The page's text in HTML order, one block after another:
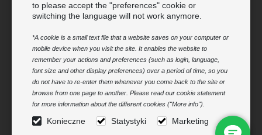
to please accept the "preferences" cookie or
switching the language will not work anymore.
*A cookie is a small text file that a website saves on your computer or
mobile device when you visit the site. It enables the website to
remember your actions and preferences (such as login, language,
font size and other display preferences) over a period of time, so you
do not have to re-enter them whenever you come back to the site or
browse from one page to another. Please read our cookie statement
for more information about the different cookies ("More info").
Konieczne Statystyki Marketing
Znajdź naszych sprzedawców
Newsletter
Bądź na bieżąco
Podążaj za nami